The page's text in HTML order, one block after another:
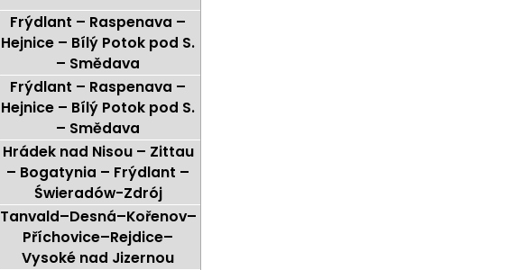
Frýdlant – Raspenava –
Hejnice – Bílý Potok pod S.
– Smědava
Frýdlant – Raspenava –
Hejnice – Bílý Potok pod S.
– Smědava
Hrádek nad Nisou – Zittau
– Bogatynia – Frýdlant –
Świeradów-Zdrój
Tanvald–Desná–Kořenov–
Příchovice–Rejdice–
Vysoké nad Jizernou